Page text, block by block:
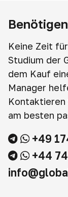
Keine Zeit
Studium der
dem Kauf
Manager
Kontaktieren
am besten
+49
+44